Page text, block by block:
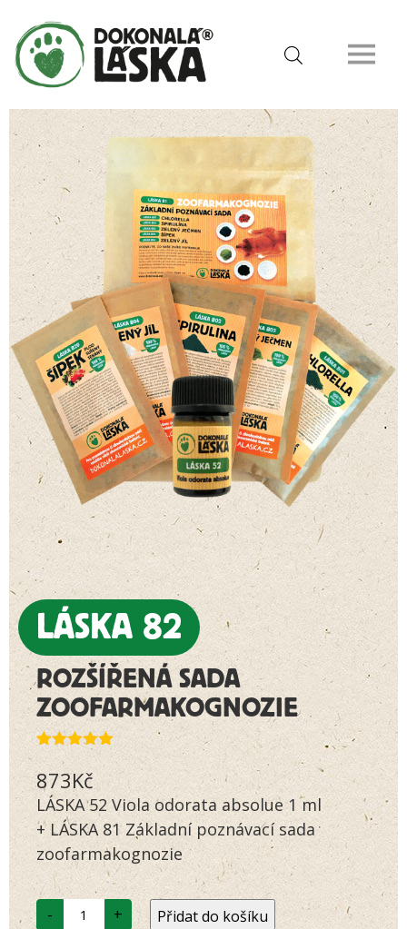
LÁSKA 82
ROZŠÍŘENÁ SADA
ZOOFARMAKOGNOZIE
Hodnoceno
5.00z 5 na
základě
hodnocení
zákazníků
873Kč
LÁSKA 52 Viola odorata absolue 1 ml
+ LÁSKA 81 Základní poznávací sada
zoofarmakognozie
- LÁSKA + Přidat do košíku